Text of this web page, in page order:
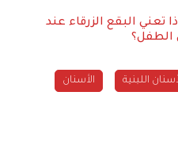
تعني البقع الزرقاء عند
الطفل؟
اللبنية الأسنان